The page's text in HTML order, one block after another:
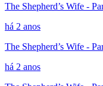
The Shepherd’s Wife -
há 2 anos
The Shepherd’s Wife -
há 2 anos